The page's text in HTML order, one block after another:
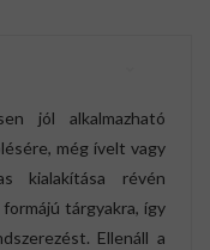
jól alkalmazható
még ívelt vagy
kialakítása révén
tárgyakra, így
Ellenáll a